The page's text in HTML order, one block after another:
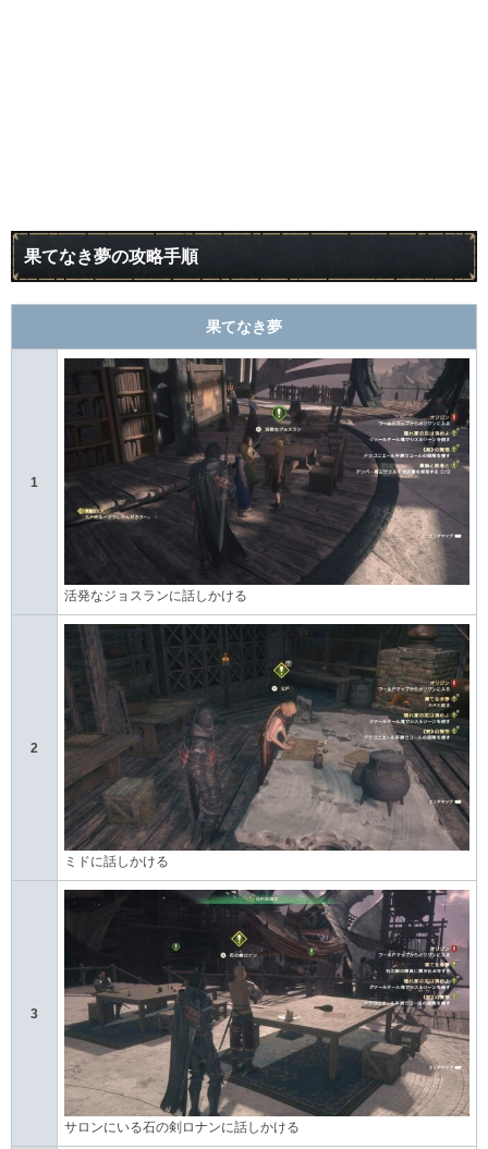
果てなき夢の攻略手順
果てなき夢
1
活発なジョスランに話しかける
2
ミドに話しかける
3
サロンにいる石の剣ロナンに話しかける